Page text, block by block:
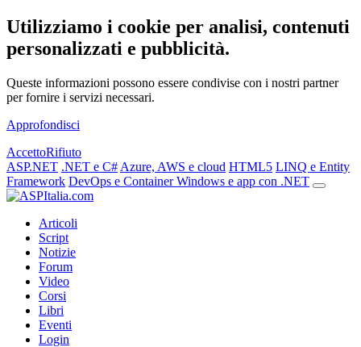
Utilizziamo i cookie per analisi, contenuti
personalizzati e pubblicità.
Queste informazioni possono essere condivise con i nostri partner
per fornire i servizi necessari.
Approfondisci
AccettoRifiuto
ASP.NET .NET e C# Azure, AWS e cloud HTML5 LINQ e Entity
Framework DevOps e ContainerWindows e app con .NET
Articoli
Script
Notizie
Forum
Video
Corsi
Libri
Eventi
Login